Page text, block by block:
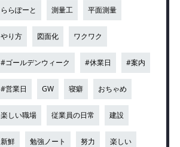
ららぽーと 測量工 平面測量
やり方 図面化 ワクワク
#ゴールデンウィーク #休業日 #案内
#営業日 GW 寝癖 おちゃめ
楽しい職場 従業員の日常 建設
新鮮 勉強ノート 努力 楽しい